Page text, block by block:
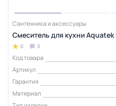
Сантехника и аксессуары
Смеситель для кухни Aquatek
0 0
Код товара
Артикул
Гарантия
Материал